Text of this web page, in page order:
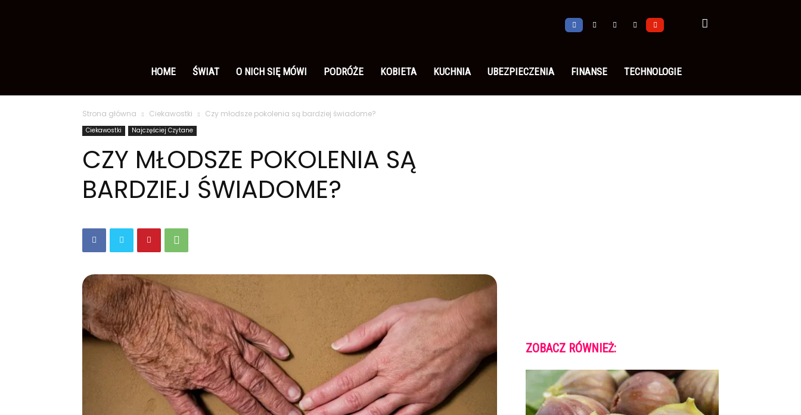
polsku
HOME ŚWIAT O NICH SIĘ MÓWI PODRÓŻE KOBIETA KUCHNIA UBEZPIECZENIA FINANSE TECHNOLOGIE
Strona główna Ciekawostki Czy młodsze pokolenia są bardziej świadome?
Ciekawostki Najczęściej Czytane
CZY MŁODSZE POKOLENIA SĄ
BARDZIEJ ŚWIADOME?
ZOBACZ RÓWNIEŻ: